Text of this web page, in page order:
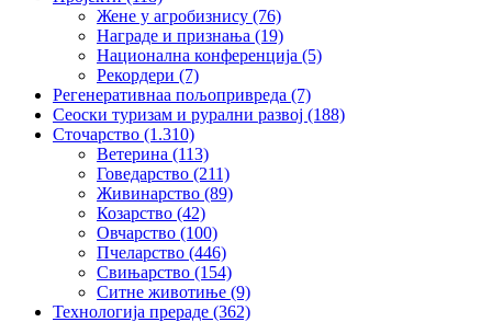
Жене у агробизнису (76)
Награде и признања (19)
Национална конференција (5)
Рекордери (7)
Регенеративнаа пољопривреда (7)
Сеоски туризам и рурални развој (188)
Сточарство (1.310)
Ветерина (113)
Говедарство (211)
Живинарство (89)
Козарство (42)
Овчарство (100)
Пчеларство (446)
Свињарство (154)
Ситне животиње (9)
Технологија прераде (362)